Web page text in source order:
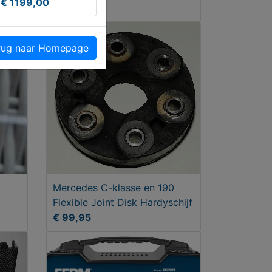
Mercedes C-klasse en 190
Flexible Joint Disk Hardyschijf
€ 99,95
breedset
naar Homepage